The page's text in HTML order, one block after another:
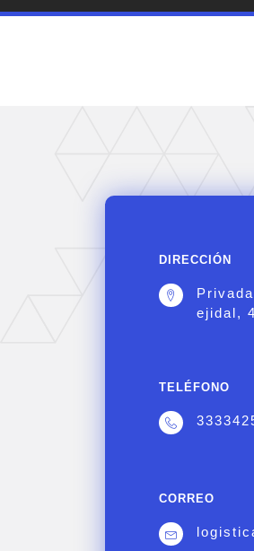
DIRECCIÓN
ejidal,
TELÉFONO
CORREO